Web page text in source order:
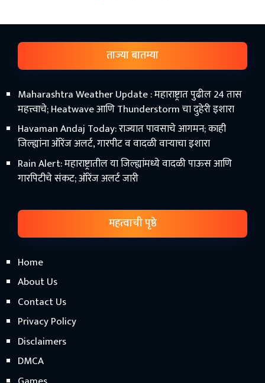
ताज्या बातम्या
Maharashtra Weather Update : महाराष्ट्रात पुढील 24 तास
महत्त्वाचे; Heatwave आणि Thunderstorm चा दुहेरी इशारा
Havaman Andaj Today: राज्यात पावसाचे आगमन; काही
जिल्ह्यांना ऑरेंज अलर्ट, गारपीट व वादळी वाऱ्याचा इशारा
Rain Alert: महाराष्ट्रातील या जिल्ह्यांमध्ये वादळी पाऊस आणि
गारपिटीचे संकट; ऑरेंज अलर्ट जारी
महत्वाची पृष्ठे
Home
About Us
Contact Us
Privacy Policy
Disclaimers
DMCA